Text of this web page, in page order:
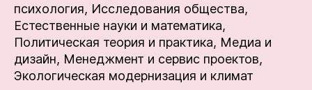
психология, Исследования общества,
Естественные науки и математика,
Политическая теория и практика, Медиа и
дизайн, Менеджмент и сервис проектов,
Экологическая модернизация и климат